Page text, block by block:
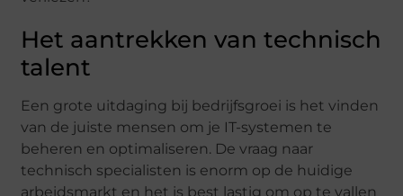
Het aantrekken van technisch
talent
Een grote uitdaging bij bedrijfsgroei is het vinden
van de juiste mensen om je IT-systemen te
beheren en optimaliseren. De vraag naar
technisch specialisten is enorm op de huidige
arbeidsmarkt en het is best lastig om op te vallen